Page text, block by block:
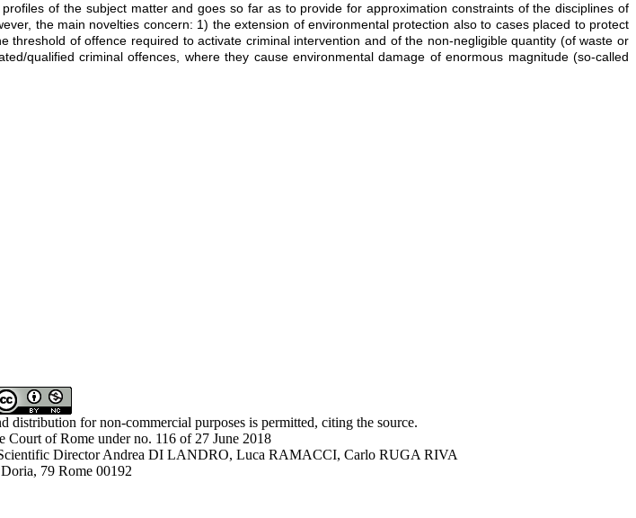
of the subject matter and goes so far as to provide for approximation constraints of the disciplines of
the main novelties concern: 1) the extension of environmental protection also to cases placed to protect
of offence required to activate criminal intervention and of the non-negligible quantity (of waste or
qualified criminal offences, where they cause environmental damage of enormous magnitude (so-called
distribution for non-commercial purposes is permitted, citing the source.
Court of Rome under no. 116 of 27 June 2018
Director Andrea DI LANDRO, Luca RAMACCI, Carlo RUGA RIVA
79 Rome 00192